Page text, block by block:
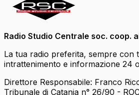
Radio Studio Centrale soc. coop.
La tua radio preferita, sempre con
intrattenimento e informazione 24
Direttore Responsabile: Franco
Tribunale di Catania n° 26/90 -